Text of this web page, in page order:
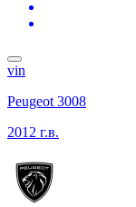
vin
Peugeot 3008
2012 г.в.